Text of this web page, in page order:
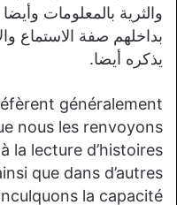
والثرية بالمعلومات
بداخلهم صفة الاستماع
يذكره أيضا.
généralement
nous les renvoyons
la lecture d’histoires
que dans d’autres
la capacité